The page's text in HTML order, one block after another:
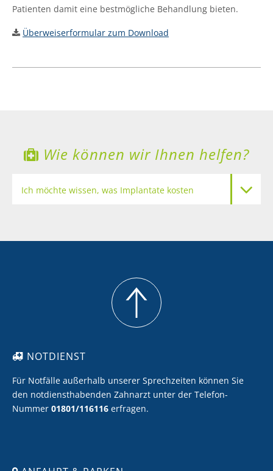
Patienten damit eine bestmögliche Behandlung bieten.
Überweiserformular zum Download
Wie können wir Ihnen helfen?
Ich möchte wissen, was Implantate kosten
Ich möchte eine professionelle Zahnreinigung
NOTDIENST
Für Notfälle außerhalb unserer Sprechzeiten können Sie
den notdiensthabenden Zahnarzt unter der Telefon-
Nummer 01801/116116 erfragen.